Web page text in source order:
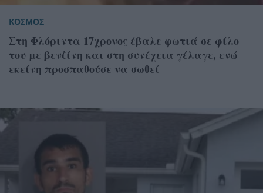
ΚΟΣΜΟΣ
Στη Φλόριντα 17χρονος έβαλε φωτιά σε φίλο
του με βενζίνη και στη συνέχεια γέλαγε, ενώ
εκείνη προσπαθούσε να σωθεί